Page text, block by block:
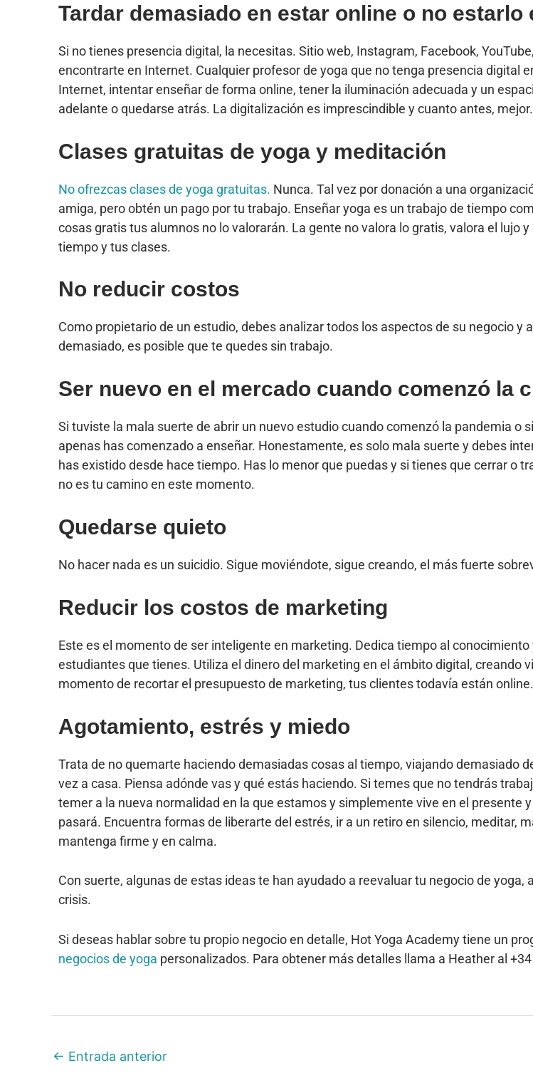
Tardar demasiado en estar online o no estarlo
Si no tienes presencia digital, la necesitas. Sitio web, Instagram, Facebook,
encontrarte en Internet. Cualquier profesor de yoga que no tenga presencia digital
Internet, intentar enseñar de forma online, tener la iluminación adecuada y un
adelante o quedarse atrás. La digitalización es imprescindible y cuanto antes, mejor.
Clases gratuitas de yoga y meditación
No ofrezcas clases de yoga gratuitas. Nunca. Tal vez por donación a una
amiga, pero obtén un pago por tu trabajo. Enseñar yoga es un trabajo de tiempo
cosas gratis tus alumnos no lo valorarán. La gente no valora lo gratis, valora el lujo
tiempo y tus clases.
No reducir costos
Como propietario de un estudio, debes analizar todos los aspectos de su negocio y
demasiado, es posible que te quedes sin trabajo.
Ser nuevo en el mercado cuando comenzó la
Si tuviste la mala suerte de abrir un nuevo estudio cuando comenzó la pandemia o
apenas has comenzado a enseñar. Honestamente, es solo mala suerte y debes
has existido desde hace tiempo. Has lo menor que puedas y si tienes que cerrar o
no es tu camino en este momento.
Quedarse quieto
No hacer nada es un suicidio. Sigue moviéndote, sigue creando, el más fuerte
Reducir los costos de marketing
Este es el momento de ser inteligente en marketing. Dedica tiempo al
estudiantes que tienes. Utiliza el dinero del marketing en el ámbito digital, creando
momento de recortar el presupuesto de marketing, tus clientes todavía están online.
Agotamiento, estrés y miedo
Trata de no quemarte haciendo demasiadas cosas al tiempo, viajando demasiado
vez a casa. Piensa adónde vas y qué estás haciendo. Si temes que no tendrás
temer a la nueva normalidad en la que estamos y simplemente vive en el presente
pasará. Encuentra formas de liberarte del estrés, ir a un retiro en silencio, meditar,
mantenga firme y en calma.
Con suerte, algunas de estas ideas te han ayudado a reevaluar tu negocio de
crisis.
Si deseas hablar sobre tu propio negocio en detalle, Hot Yoga Academy tiene un
negocios de yoga personalizados. Para obtener más detalles llama a Heather al
← Entrada anterior